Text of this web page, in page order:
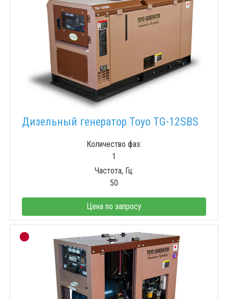
Дизельный генератор Toyo TG-12SBS
Количество фаз:
1
Частота, Гц:
50
Цена по запросу